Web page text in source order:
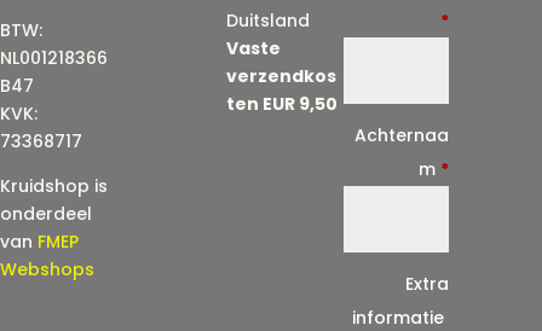
BTW:
NL001218366
B47
KVK:
73368717
Kruidshop is
onderdeel
van FMEP
Webshops
Duitsland
Vaste
verzendkos
ten EUR 9,50
*
Achternaa
m *
Extra
informatie